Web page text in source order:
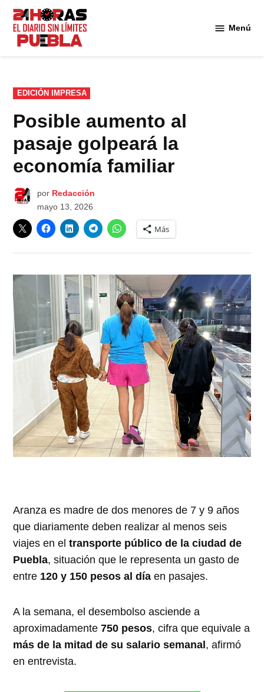
Saltar
contenido
Menú
PUBLICADO
EN
EDICIÓN IMPRESA
Posible aumento al
pasaje golpeará la
economía familiar
por Redacción
mayo 13, 2026
Más
Aranza es madre de dos menores de 7 y 9 años
que diariamente deben realizar al menos seis
viajes en eltransporte público de la ciudad de
Puebla, situación que le representa un gasto de
entre 120 y 150 pesos al día en pasajes.
A la semana, el desembolso asciende a
aproximadamente750 pesos, cifra que equivale a
más de la mitad de su salario semanal, afirmó
en entrevista.